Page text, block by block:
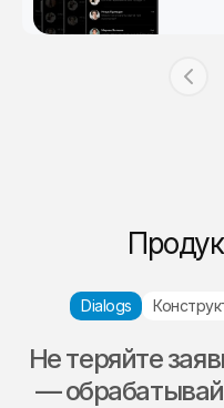
Dialogs
Не теряйте
—